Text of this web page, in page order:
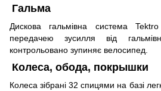
Гальма
Дискова гальмівна система
передачею зусилля від
контрольовано зупиняє велосипед.
Колеса, обода, покрышки
Колеса зібрані 32 спицями на базі